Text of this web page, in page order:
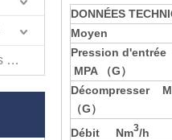
Compresseur d'oxygène sans huile
DONNÉES
Moyen
Pression d'entrée
MPA （G）
Décompresser
（G）
Débit Nm3/h